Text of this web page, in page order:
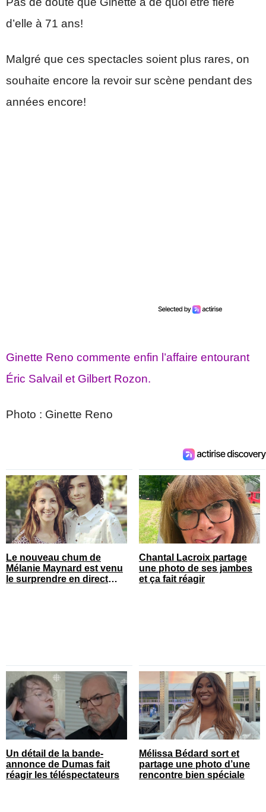
d’elle à 71 ans!
Malgré que ces spectacles soient plus rares, on
souhaite encore la revoir sur scène pendant des
années encore!
Ginette Reno commente enfin l’affaire entourant
Éric Salvail et Gilbert Rozon.
Photo : Ginette Reno
Le nouveau chum de
Mélanie Maynard est venu
le surprendre en direct
Chantal Lacroix partage
une photo de ses jambes
et ça fait réagir
Un détail de la bande-
annonce de Dumas fait
réagir les téléspectateurs
Mélissa Bédard sort et
partage une photo d’une
rencontre bien spéciale